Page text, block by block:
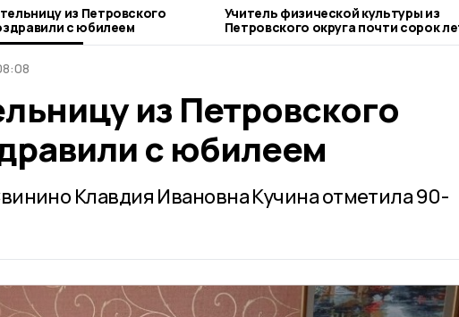
из Петровского
с юбилеем
Учитель физической культуры из
Петровского округа почти сорок
занимается любимым делом
из Петровского
с юбилеем
Клавдия Ивановна Кучина отметила 90-